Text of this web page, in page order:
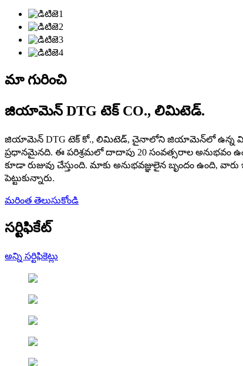
మా గురించి
జియామెన్ DTG టెక్ CO., లిమిటెడ్.
జియామెన్ DTG టెక్ కో., లిమిటెడ్, చైనాలోని జియామెన్‌లో ఉన్న వినూత్న
ప్రధానమైనది. ఈ పరిశ్రమలో దాదాపు 20 సంవత్సరాల అనుభవం
కూడా రుజువు చేస్తుంది. మాకు అనుభవజ్ఞులైన బృందం ఉంది,
పెట్టుకున్నారు.
మరింత తెలుసుకోండి
సర్టిఫికేట్
అన్ని సర్టిఫికెట్లు